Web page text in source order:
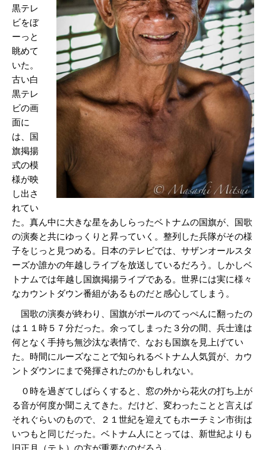
黒テレ
ビをぼ
ーっと
眺めて
いた。
古い白
黒テレ
ビの画
面に
は、国
旗掲揚
式の模
様が映
し出さ
れてい
た。真ん中に大きな星をあしらったベトナムの国旗が、国歌
の演奏と共にゆっくりと昇っていく。整列した兵隊がその様
子をじっと見つめる。日本のテレビでは、サザンオールスタ
ーズか誰かの年越しライブを放送しているだろう。しかしベ
トナムでは年越し国旗掲揚ライブである。世界には実に様々
なカウントダウン番組があるものだと感心してしまう。
国歌の演奏が終わり、国旗がポールのてっぺんに翻ったの
は１１時５７分だった。余ってしまった３分の間、兵士達は
何となく手持ち無沙汰な表情で、なおも国旗を見上げてい
た。時間にルーズなことで知られるベトナム人気質が、カウ
ントダウンにまで発揮されたのかもしれない。
０時を過ぎてしばらくすると、窓の外から花火の打ち上が
る音が何度か聞こえてきた。だけど、変わったことと言えば
それぐらいのもので、２１世紀を迎えてもホーチミン市街は
いつもと同じだった。ベトナム人にとっては、新世紀よりも
旧正月（テト）の方が重要なのだろう。